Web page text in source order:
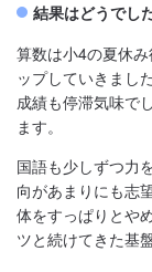
結果はどうでし
算数は小4の夏休
ップしていきまし
成績も停滞気味で
ます。
国語も少しずつ力
向があまりにも志
体をすっぱりとや
ツと続けてきた基